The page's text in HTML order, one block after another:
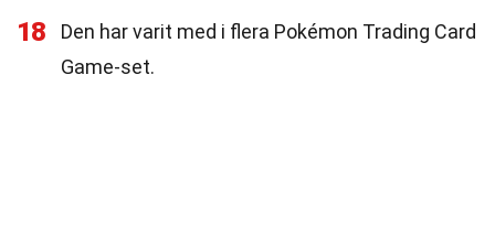
18
Den har varit med i flera Pokémon Trading Card
Game-set.